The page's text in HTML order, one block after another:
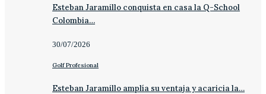
Esteban Jaramillo conquista en casa la Q-School
Colombia…
30/07/2026
Golf Profesional
Esteban Jaramillo amplía su ventaja y acaricia la…